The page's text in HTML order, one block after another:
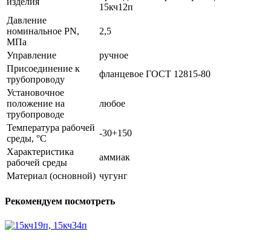
15кч12п
Давление
номинальное PN,
МПа
2,5
Управление
ручное
Присоединение к
трубопроводу
фланцевое ГОСТ 12815-80
Установочное
положение на
трубопроводе
любое
Температура рабочей
среды, °С
-30+150
Характеристика
рабочей среды
аммиак
Материал (основной) чугунг
Рекомендуем посмотреть